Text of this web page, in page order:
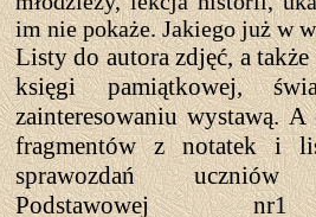
im nie pokaże. Jakiego już w
Listy do autora zdjęć, a
księgi pamiątkowej,
zainteresowaniu wystawą.
fragmentów z notatek i
sprawozdań uczniów
Podstawowej